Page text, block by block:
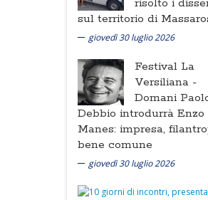
sul territorio di
giovedì 30 luglio 2026
Festival La
Versiliana -
Domani
Debbio introdurrà Enzo
Manes: impresa,
bene comune
giovedì 30 luglio 2026